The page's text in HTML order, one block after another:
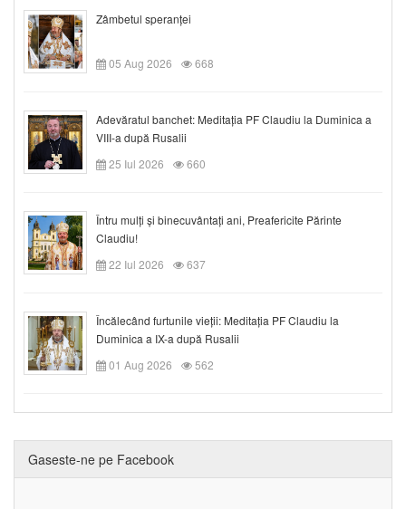
Zâmbetul speranței
05 Aug 2026 668
Adevăratul banchet: Meditația PF Claudiu la Duminica a
VIII-a după Rusalii
25 Iul 2026
660
Întru mulți și binecuvântați ani, Preafericite Părinte
Claudiu!
22 Iul 2026
637
Încălecând furtunile vieții: Meditația PF Claudiu la
Duminica a IX-a după Rusalii
01 Aug 2026
562
Gaseste-ne pe Facebook